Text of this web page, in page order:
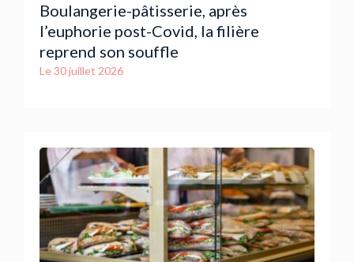
Boulangerie-pâtisserie, après
l’euphorie post-Covid, la filière
reprend son souffle
Le30 juillet 2026